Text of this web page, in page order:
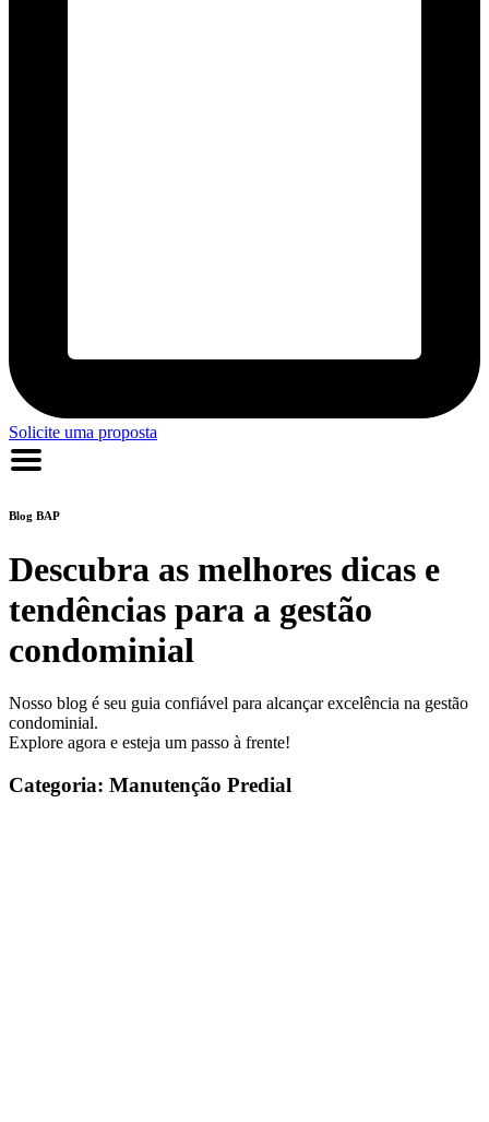
Solicite uma proposta
Blog BAP
Descubra as melhores dicas e
tendências para a gestão
condominial
Nosso blog é seu guia confiável para alcançar excelência na gestão
condominial.
Explore agora e esteja um passo à frente!
Categoria: Manutenção Predial